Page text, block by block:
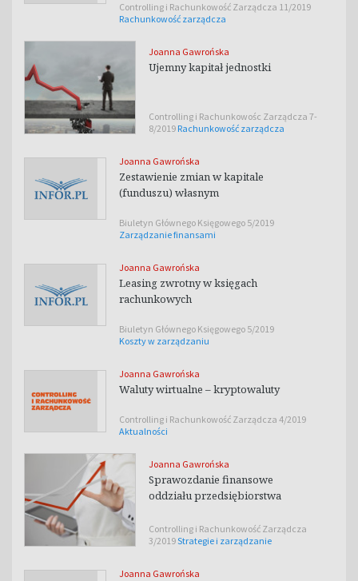
Controlling i Rachunkowość Zarządcza 11/2019
Rachunkowość zarządcza
Joanna Gawrońska
Ujemny kapitał jednostki
Controlling i Rachunkowośc Zarządcza 7-
8/2019 Rachunkowość zarządcza
Joanna Gawrońska
Zestawienie zmian w kapitale
(funduszu) własnym
Biuletyn Głównego Księgowego 5/2019
Zarządzanie finansami
Joanna Gawrońska
Leasing zwrotny w księgach
rachunkowych
Biuletyn Głównego Księgowego 5/2019
Koszty w zarządzaniu
Joanna Gawrońska
Waluty wirtualne – kryptowaluty
Controlling i Rachunkowość Zarządcza 4/2019
Aktualności
Joanna Gawrońska
Sprawozdanie finansowe
oddziału przedsiębiorstwa
Controlling i Rachunkowość Zarządcza
3/2019Strategie i zarządzanie
Joanna Gawrońska